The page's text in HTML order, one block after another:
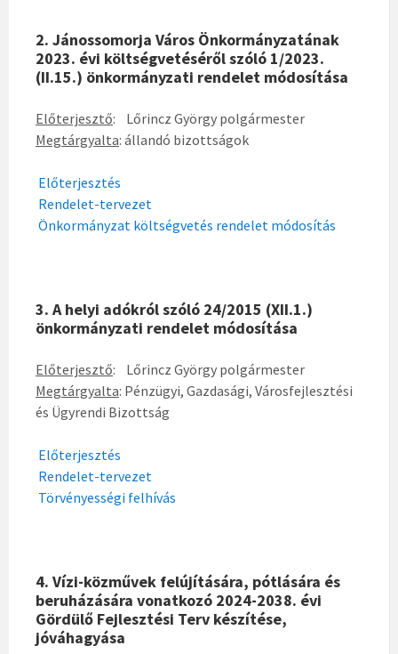
2. Jánossomorja Város Önkormányzatának
2023. évi költségvetéséről szóló 1/2023.
(II.15.) önkormányzati rendelet módosítása
Előterjesztő: Lőrincz György polgármester
Megtárgyalta: állandó bizottságok
Előterjesztés
Rendelet-tervezet
Önkormányzat költségvetés rendelet módosítás
3. A helyi adókról szóló 24/2015 (XII.1.)
önkormányzati rendelet módosítása
Előterjesztő: Lőrincz György polgármester
Megtárgyalta: Pénzügyi, Gazdasági, Városfejlesztési
és Ügyrendi Bizottság
Előterjesztés
Rendelet-tervezet
Törvényességi felhívás
4. Vízi-közművek felújítására, pótlására és
beruházására vonatkozó 2024-2038. évi
Gördülő Fejlesztési Terv készítése,
jóváhagyása